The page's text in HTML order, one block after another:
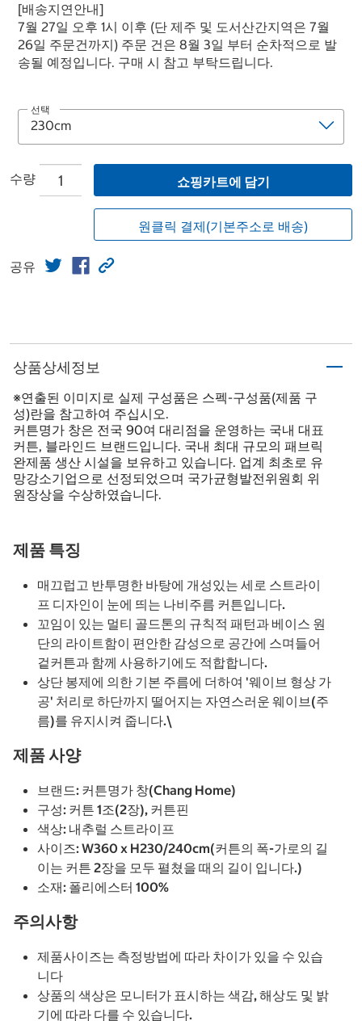
[배송지연안내]
7월 27일 오후 1시 이후 (단 제주 및 도서산간지역은 7월
26일 주문건까지) 주문 건은 8월 3일 부터 순차적으로 발
송될 예정입니다. 구매 시 참고 부탁드립니다.
선택
수량 쇼핑카트에 담기
원클릭 결제(기본주소로 배송)
공유
상품상세정보
※연출된 이미지로 실제 구성품은 스펙-구성품(제품 구
성)란을 참고하여 주십시오.
커튼명가 창은 전국 90여 대리점을 운영하는 국내 대표
커튼, 블라인드 브랜드입니다. 국내 최대 규모의 패브릭
완제품 생산 시설을 보유하고 있습니다. 업계 최초로 유
망강소기업으로 선정되었으며 국가균형발전위원회 위
원장상을 수상하였습니다.
제품 특징
매끄럽고 반투명한 바탕에 개성있는 세로 스트라이
프 디자인이 눈에 띄는 나비주름 커튼입니다.
꼬임이 있는 멀티 골드톤의 규칙적 패턴과 베이스 원
단의 라이트함이 편안한 감성으로 공간에 스며들어
겉커튼과 함께 사용하기에도 적합합니다.
상단 봉제에 의한 기본 주름에 더하여 '웨이브 형상 가
공' 처리로 하단까지 떨어지는 자연스러운 웨이브(주
름)를 유지시켜 줍니다.\
제품 사양
브랜드: 커튼명가 창(Chang Home)
구성: 커튼 1조(2장), 커튼핀
색상: 내추럴 스트라이프
사이즈: W360 x H230/240cm(커튼의 폭-가로의 길
이는 커튼 2장을 모두 펼쳤을 때의 길이 입니다.)
소재: 폴리에스터 100%
주의사항
제품사이즈는 측정방법에 따라 차이가 있을 수 있습
니다
상품의 색상은 모니터가 표시하는 색감, 해상도 및 밝
기에 따라 다를 수 있습니다.